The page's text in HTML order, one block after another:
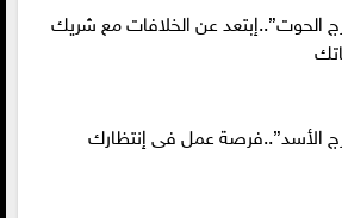
الحوت”..إبتعد عن الخلافات مع شريك
الأسد”..فرصة عمل فى إنتظارك